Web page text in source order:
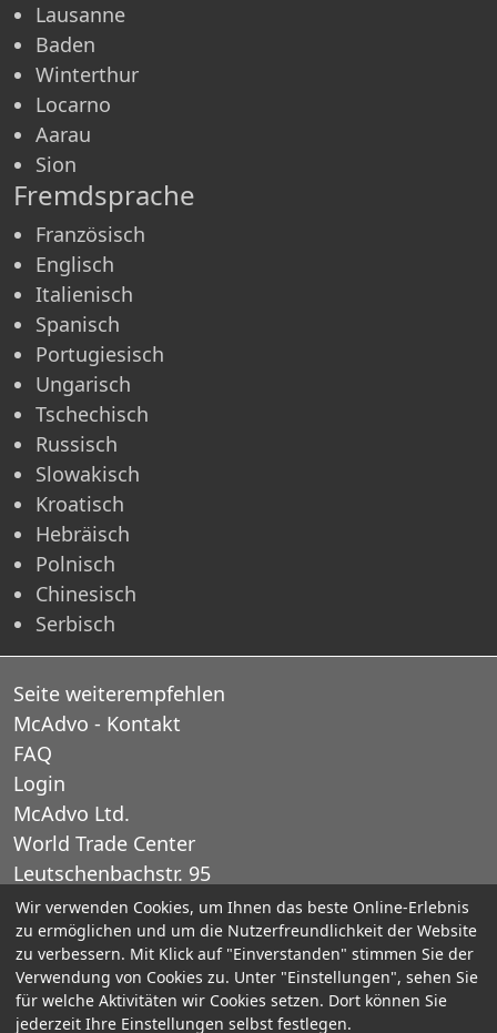
Lausanne
Baden
Winterthur
Locarno
Aarau
Sion
Fremdsprache
Französisch
Englisch
Italienisch
Spanisch
Portugiesisch
Ungarisch
Tschechisch
Russisch
Slowakisch
Kroatisch
Hebräisch
Polnisch
Chinesisch
Serbisch
Seite weiterempfehlen
McAdvo - Kontakt
FAQ
Login
McAdvo Ltd.
World Trade Center
Leutschenbachstr. 95
CH-8050 Zurich
Schweiz
E-Mail: office@mcadvo.com
Wir verwenden Cookies, um Ihnen das beste Online-Erlebnis
zu ermöglichen und um die Nutzerfreundlichkeit der Website
zu verbessern. Mit Klick auf "Einverstanden" stimmen Sie der
Verwendung von Cookies zu. Unter "Einstellungen", sehen Sie
für welche Aktivitäten wir Cookies setzen. Dort können Sie
jederzeit Ihre Einstellungen selbst festlegen.